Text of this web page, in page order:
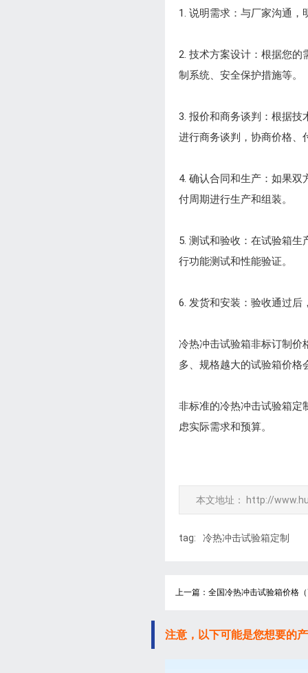
1. 说明需求：与厂家沟通
2. 技术方案设计：根据您
制系统、安全保护措施等。
3. 报价和商务谈判：根据
进行商务谈判，协商价格、
4. 确认合同和生产：如果
付周期进行生产和组装。
5. 测试和验收：在试验箱
行功能测试和性能验证。
6. 发货和安装：验收通过
冷热冲击试验箱非标订制价
多、规格越大的试验箱价格
非标准的冷热冲击试验箱定
虑实际需求和预算。
本文地址： http://
tag: 冷热冲击试验箱定制
上一篇：全国冷热冲击试验箱价格
注意，以下可能是您想要的